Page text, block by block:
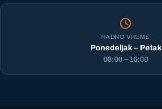
RADNO VREME
Ponedeljak – Petak
08:00 – 16:00